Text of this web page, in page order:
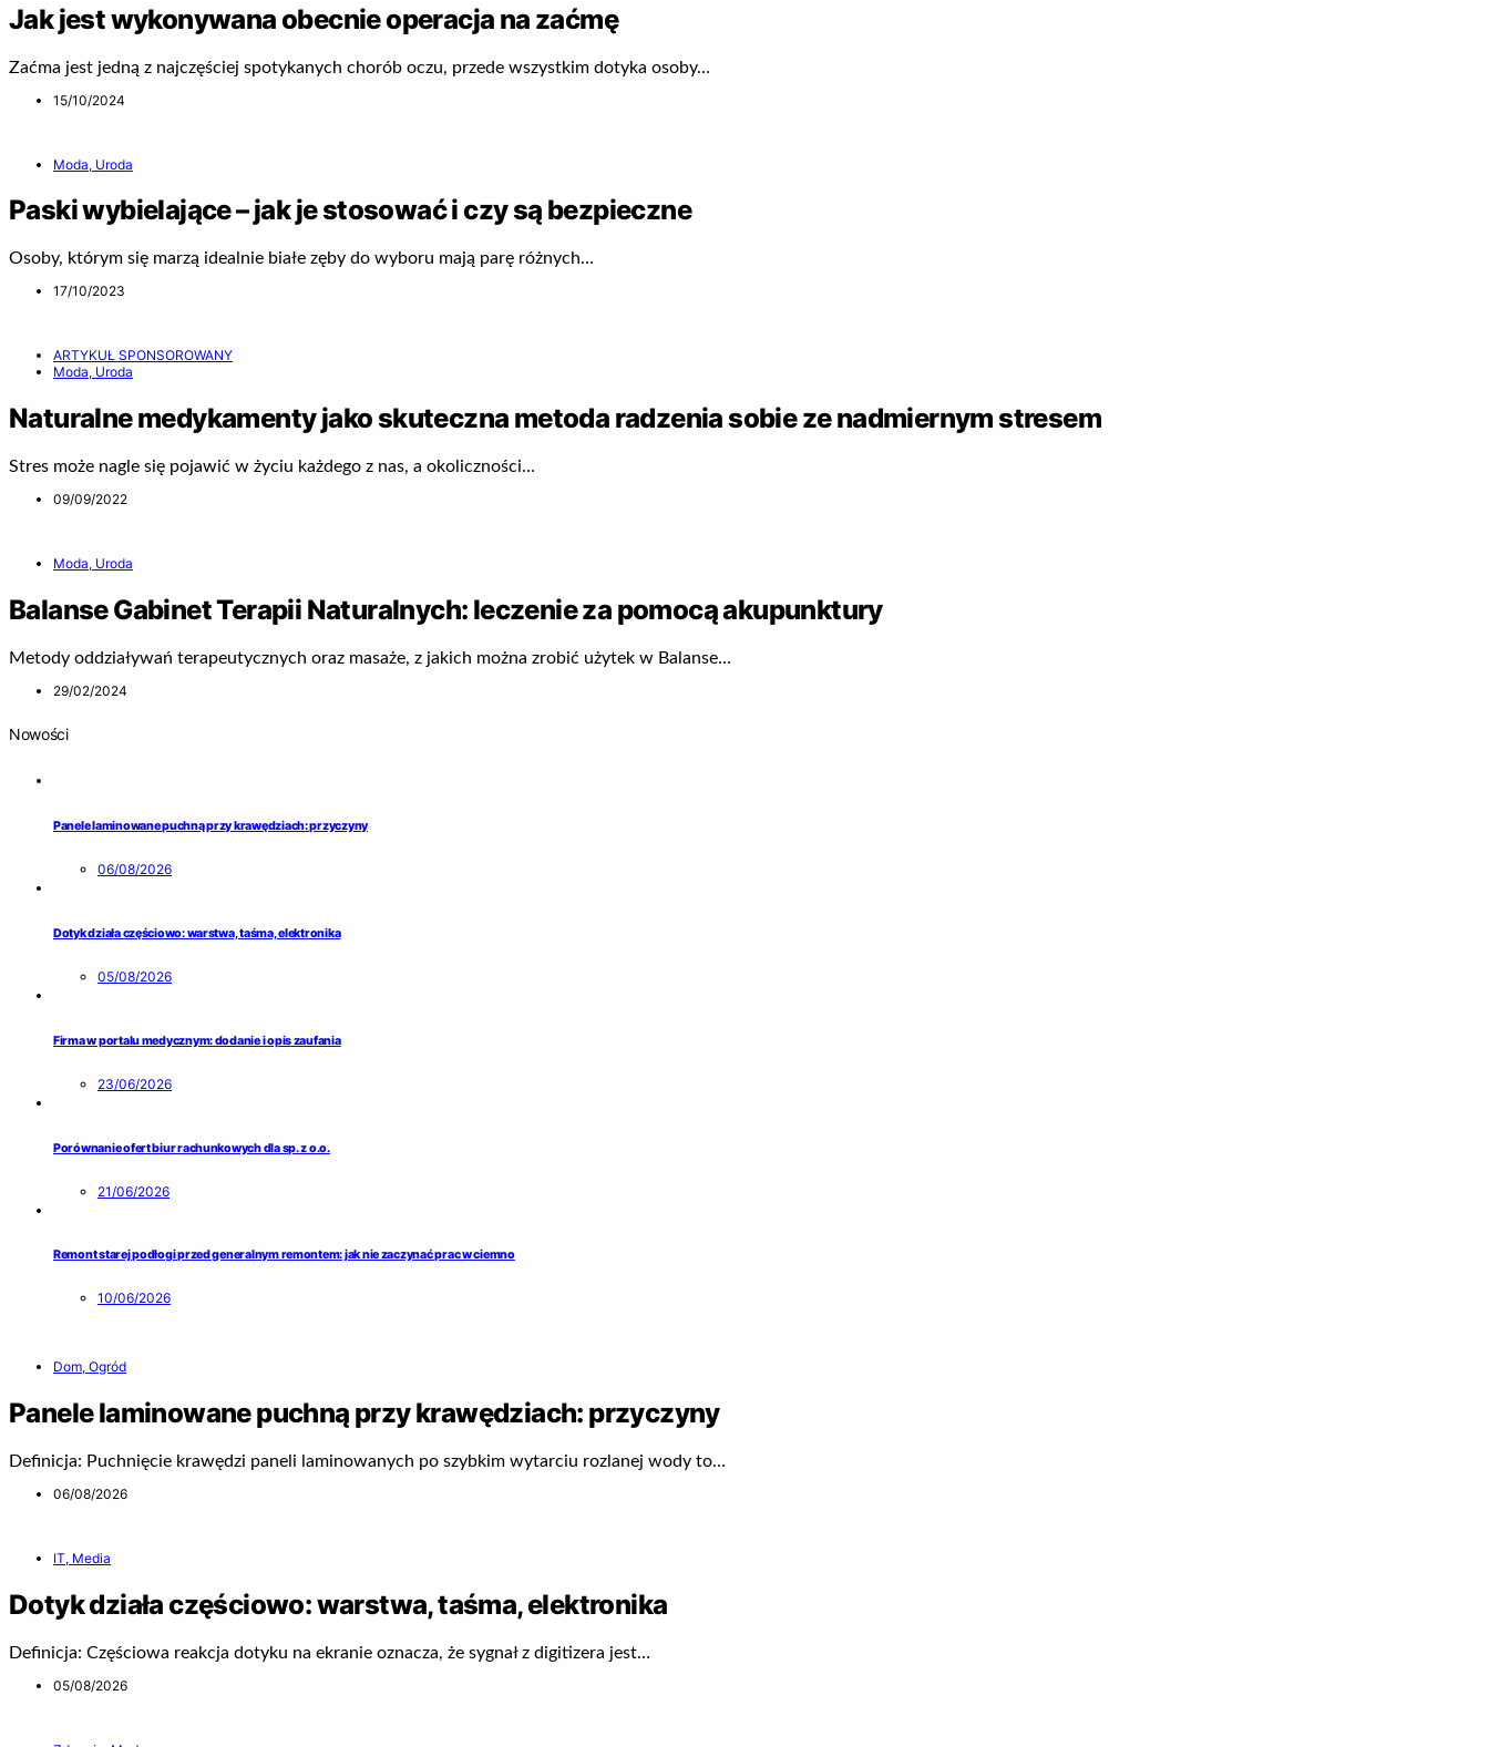
Jak jest wykonywana obecnie operacja na zaćmę
Zaćma jest jedną z najczęściej spotykanych chorób oczu, przede wszystkim dotyka osoby…
15/10/2024
Moda, Uroda
Paski wybielające – jak je stosować i czy są bezpieczne
Osoby, którym się marzą idealnie białe zęby do wyboru mają parę różnych…
17/10/2023
ARTYKUŁ SPONSOROWANY
Moda, Uroda
Naturalne medykamenty jako skuteczna metoda radzenia sobie ze nadmiernym stresem
Stres może nagle się pojawić w życiu każdego z nas, a okoliczności…
09/09/2022
Moda, Uroda
Balanse Gabinet Terapii Naturalnych: leczenie za pomocą akupunktury
Metody oddziaływań terapeutycznych oraz masaże, z jakich można zrobić użytek w Balanse…
29/02/2024
Nowości
Panele laminowane puchną przy krawędziach: przyczyny
06/08/2026
Dotyk działa częściowo: warstwa, taśma, elektronika
05/08/2026
Firma w portalu medycznym: dodanie i opis zaufania
23/06/2026
Porównanie ofert biur rachunkowych dla sp. z o.o.
21/06/2026
Remont starej podłogi przed generalnym remontem: jak nie zaczynać prac w ciemno
10/06/2026
Dom, Ogród
Panele laminowane puchną przy krawędziach: przyczyny
Definicja: Puchnięcie krawędzi paneli laminowanych po szybkim wytarciu rozlanej wody to…
06/08/2026
IT, Media
Dotyk działa częściowo: warstwa, taśma, elektronika
Definicja: Częściowa reakcja dotyku na ekranie oznacza, że sygnał z digitizera jest…
05/08/2026